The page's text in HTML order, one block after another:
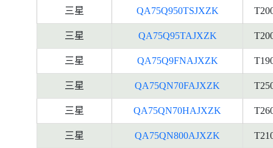
三星 QA75Q950TSJXZK
三星 QA75Q95TAJXZK
三星 QA75Q9FNAJXZK
三星 QA75QN70FAJXZK
三星 QA75QN70HAJXZK
三星 QA75QN800AJXZK